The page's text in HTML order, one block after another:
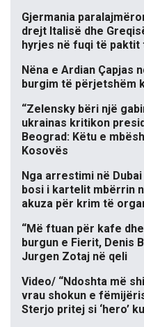
Gjermania
drejt Italisë dhe
hyrjes në fuqi të paktit
Nëna e Ardian Çapjas
burgim të përjetshëm
“Zelensky bëri një
ukrainas kritikon
Beograd: Këtu e
Kosovës
Nga arrestimi në
bosi i kartelit mbërrin
akuza për krim të
“Më ftuan për kafe
burgun e Fierit, Denis
Jurgen Zotaj në qeli
Video/ “Ndoshta më
vrau shokun e
Sterjo pritej si ‘hero’